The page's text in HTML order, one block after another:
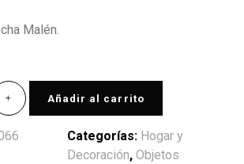
Malén.
Añadir al carrito
Categorías: Hogar y
Decoración, Objetos